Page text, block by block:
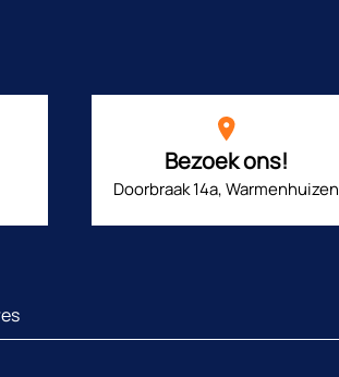
Bezoek ons!
Doorbraak 14a, Warmenhuizen